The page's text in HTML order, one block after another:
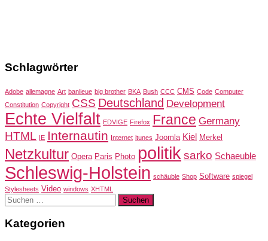
Schlagwörter
Adobe allemagne Art banlieue big brother BKA Bush CCC CMS Code Computer
Constitution Copyright CSS Deutschland Development
Echte Vielfalt EDVIGE Firefox France Germany
HTML IE Internautin Internet itunes Joomla Kiel Merkel
Netzkultur Opera Paris Photo politik sarko Schaeuble
Schleswig-Holstein schäuble Shop Software spiegel
Stylesheets Video windows XHTML
Suchen
nach:
Kategorien